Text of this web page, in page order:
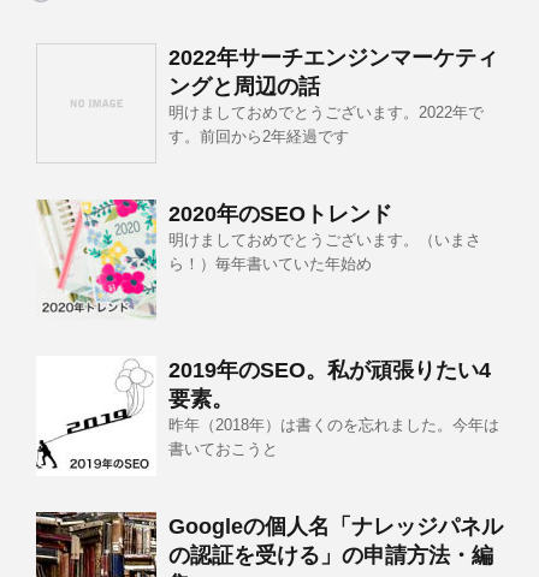
2022年サーチエンジンマーケティ
ングと周辺の話
明けましておめでとうございます。2022年で
す。前回から2年経過です
2020年のSEOトレンド
明けましておめでとうございます。（いまさ
ら！）毎年書いていた年始め
2019年のSEO。私が頑張りたい4
要素。
昨年（2018年）は書くのを忘れました。今年は
書いておこうと
Googleの個人名「ナレッジパネル
の認証を受ける」の申請方法・編